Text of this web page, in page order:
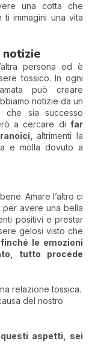
una cotta che
immagini una vita
notizie
persona ed è
tossico. In ogni
può creare
notizie da un
che sia successo
a cercare di far
altrimenti la
e molla dovuto a
Amare l’altro ci
avere una bella
positivi e prestar
gelosi visto che
le emozioni
tutto procede
relazione tossica.
del nostro
aspetti, sei